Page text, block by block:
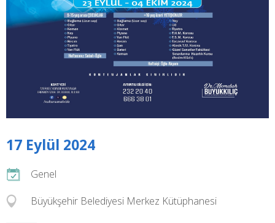
17 Eylül 2024
Genel
Büyükşehir Belediyesi Merkez Kütüphanesi